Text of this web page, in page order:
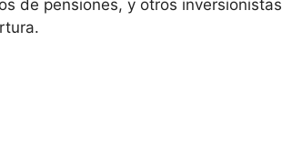
de pensiones,⁣ y otros inversionistas